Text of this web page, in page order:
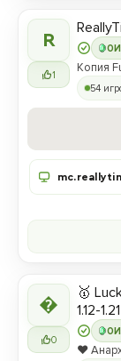
R
1
0
Копия
54

0
0
🥇
1.12-
❤️